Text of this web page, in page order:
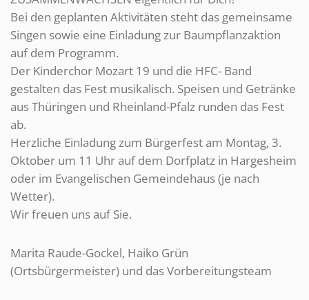
Bei den geplanten Aktivitäten steht das gemeinsame
Singen sowie eine Einladung zur Baumpflanzaktion
auf dem Programm.
Der Kinderchor Mozart 19 und die HFC- Band
gestalten das Fest musikalisch. Speisen und Getränke
aus Thüringen und Rheinland-Pfalz runden das Fest
ab.
Herzliche Einladung zum Bürgerfest am Montag, 3.
Oktober um 11 Uhr auf dem Dorfplatz in Hargesheim
oder im Evangelischen Gemeindehaus (je nach
Wetter).
Wir freuen uns auf Sie.
Marita Raude-Gockel, Haiko Grün
(Ortsbürgermeister) und das Vorbereitungsteam